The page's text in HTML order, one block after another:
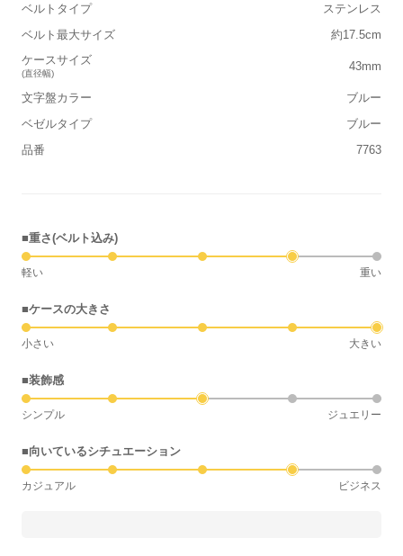
ベルトタイプ
ステンレス
ベルト最大サイズ
約17.5cm
ケースサイズ
(直径幅)
43mm
文字盤カラー
ブルー
ベゼルタイプ
ブルー
品番
7763
■重さ(ベルト込み)
軽い 重い
■ケースの大きさ
小さい 大きい
■装飾感
シンプル ジュエリー
■向いているシチュエーション
カジュアル ビジネス